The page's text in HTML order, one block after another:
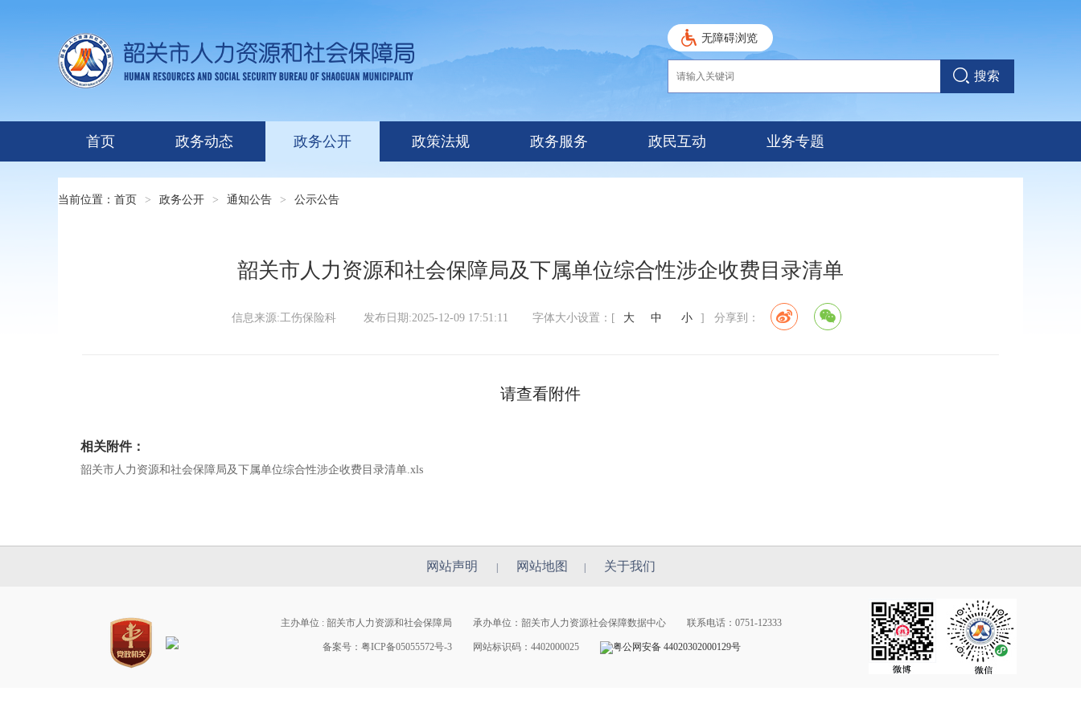
无障碍浏览
搜索
首页 政务动态 政务公开 政策法规 政务服务 政民互动 业务专题
当前位置： 首页 > 政务公开 > 通知公告 > 公示公告
韶关市人力资源和社会保障局及下属单位综合性涉企收费目录清单
信息来源:工伤保险科 发布日期:2025-12-09 17:51:11 字体大小设置：[ 大 中 小 ] 分享到：
请查看附件
相关附件：
韶关市人力资源和社会保障局及下属单位综合性涉企收费目录清单.xls
网站声明 网站地图 关于我们
主办单位 : 韶关市人力资源和社会保障局 承办单位：韶关市人力资源社会保障数据中心 联系电话：0751-12333
备案号：粤ICP备05055572号-3 网站标识码：4402000025 粤公网安备 44020302000129号